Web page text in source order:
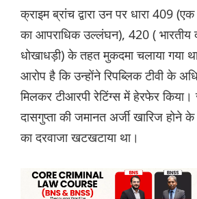
क्राइम ब्रांच द्वारा उन पर धारा 409
का आपराधिक उल्लंघन), 420 ( भारतीय
धोखाधड़ी) के तहत मुकदमा चलाया गया
आरोप है कि उन्होंने रिपब्लिक टीवी के
मिलकर टीआरपी रेटिंग्स में हेरफेर किया।
दासगुप्ता की जमानत अर्जी खारिज होने के
का दरवाजा खटखटाया था।